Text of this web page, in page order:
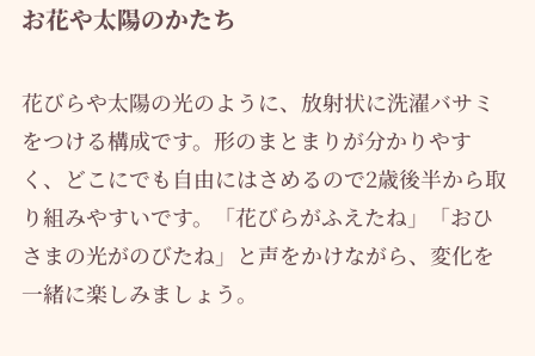
お花や太陽のかたち
花びらや太陽の光のように、放射状に洗濯バサミ
をつける構成です。形のまとまりが分かりやす
く、どこにでも自由にはさめるので2歳後半から取
り組みやすいです。「花びらがふえたね」「おひ
さまの光がのびたね」と声をかけながら、変化を
一緒に楽しみましょう。